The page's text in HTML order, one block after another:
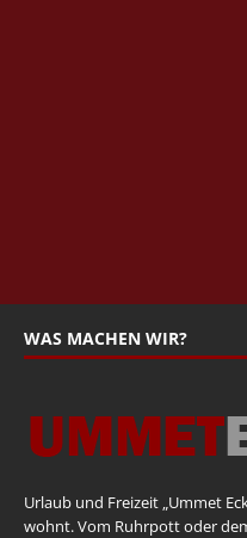
WAS MACHEN WIR?
Urlaub und Freizeit „Ummet
wohnt. Vom Ruhrpott oder